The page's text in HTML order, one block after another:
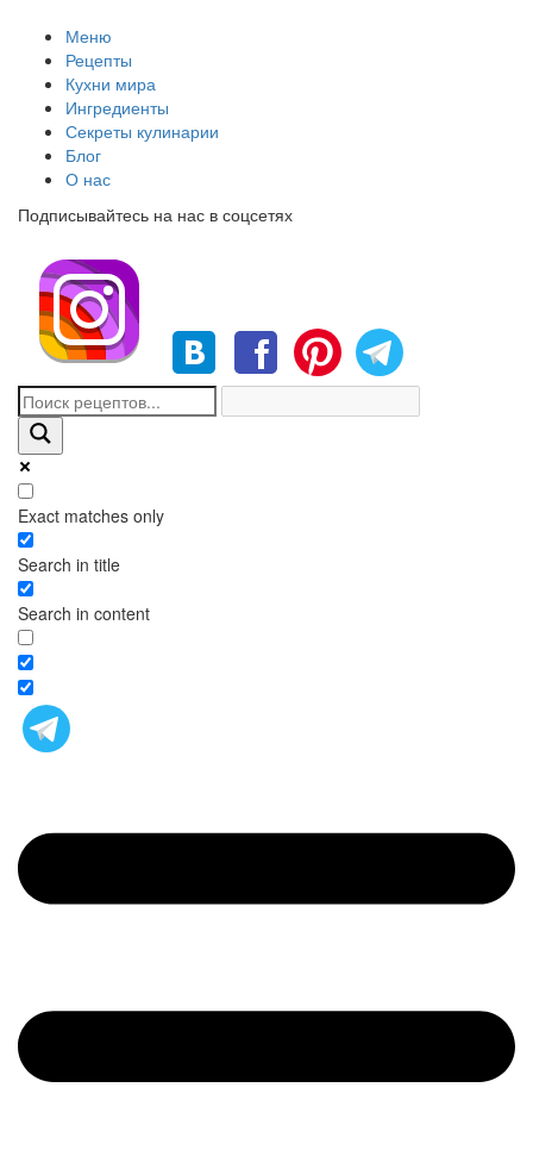
Меню
Рецепты
Кухни мира
Ингредиенты
Секреты кулинарии
Блог
О нас
Подписывайтесь на нас в соцсетях
Exact matches only
Search in title
Search in content